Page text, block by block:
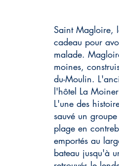
Saint Magloire,
cadeau pour
malade.
moines,
du-Moulin.
l'hôtel La
L'une des
sauvé un
plage en
emportés au
bateau jusqu'à